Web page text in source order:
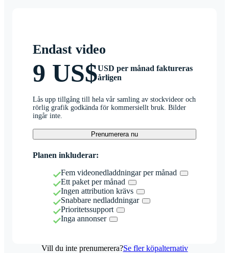
Endast video
9 US$USD per månad faktureras
årligen
Lås upp tillgång till hela vår samling av stockvideor och
rörlig grafik godkända för kommersiellt bruk. Bilder
ingår inte.
Prenumerera nu
Planen inkluderar:
Fem videonedladdningar per månad
Ett paket per månad
Ingen attribution krävs
Snabbare nedladdningar
Prioritetssupport
Inga annonser
Vill du inte prenumerera?Se fler köpalternativ